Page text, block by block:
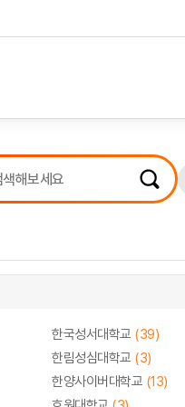
한국성서대학교 (39)
한림성심대학교 (3)
한양사이버대학교 (13)